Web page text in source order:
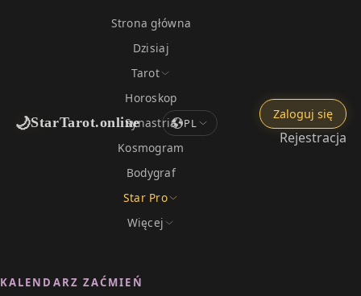
🌙StarTarot.online
Strona główna
Dzisiaj
Tarot
Horoskop
Synastria
Kosmogram
Bodygraf
Star Pro
Więcej
PL
Zaloguj się
Rejestracja
KALENDARZ ZAĆMIEŃ